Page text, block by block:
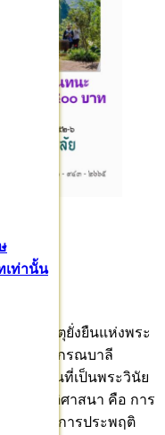
เท่านั้น
เป็นเหตุยั่งยืนแห่งพระ
วชิราลงกรณบาลี
รปิฎกส่วนที่เป็นพระวินัย
บบปริยัติศาสนา คือ การ
งนำไปสู่การประพฤติ